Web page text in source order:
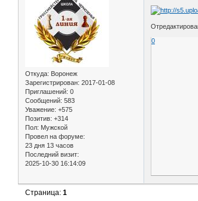
Откуда: Воронеж
Зарегистрирован: 2017-01-08
Приглашений: 0
Сообщений: 583
Уважение: +575
Позитив: +314
Пол: Мужской
Провел на форуме:
23 дня 13 часов
Последний визит:
2025-10-30 16:14:09
0
Страница:1